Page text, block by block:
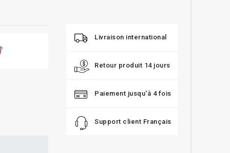
Livraison international
Retour produit 14 jours
Paiement jusqu'à 4 fois
Support client Français